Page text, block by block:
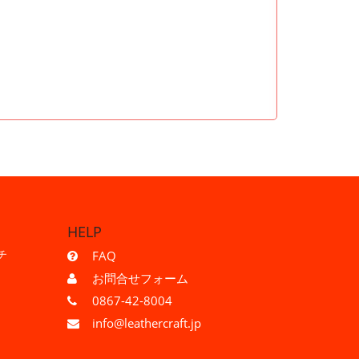
HELP
FAQ
お問合せフォーム
0867-42-8004
info@leathercraft.jp